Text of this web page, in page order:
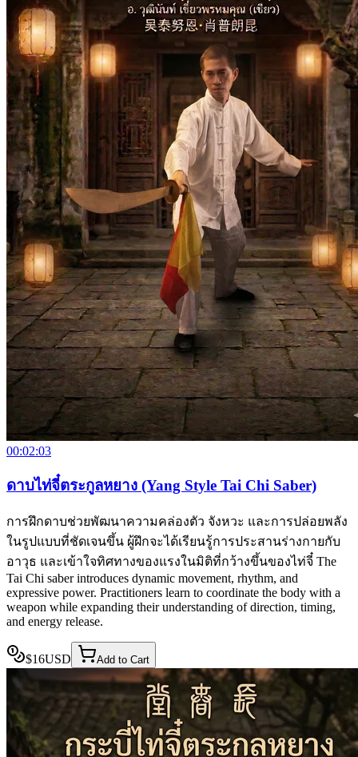
00:02:03
ดาบไท่จี๋ตระกูลหยาง (Yang Style Tai Chi Saber)
การฝึกดาบช่วยพัฒนาความคล่องตัว จังหวะ และการปล่อยพลัง
ในรูปแบบที่ชัดเจนขึ้น ผู้ฝึกจะได้เรียนรู้การประสานร่างกายกับ
อาวุธ และเข้าใจทิศทางของแรงในมิติที่กว้างขึ้นของไท่จี๋ The
Tai Chi saber introduces dynamic movement, rhythm, and
expressive power. Practitioners learn to coordinate the body with a
weapon while expanding their understanding of direction, timing,
and energy release.
$16USD Add to Cart